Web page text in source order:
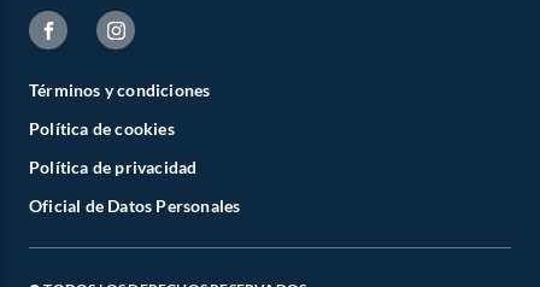
Términos y condiciones
Política de cookies
Política de privacidad
Oficial de Datos Personales